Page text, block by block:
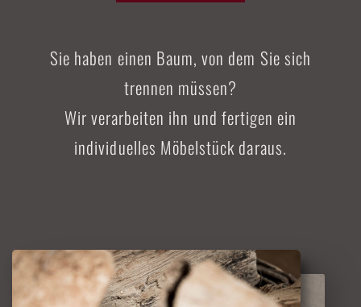
Sie haben einen Baum, von dem Sie sich
trennen müssen?
Wir verarbeiten ihn und fertigen ein
individuelles Möbelstück daraus.